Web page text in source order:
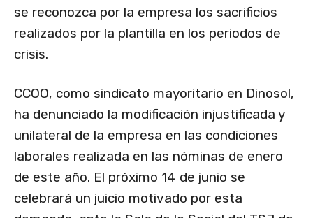
se reconozca por la empresa los sacrificios
realizados por la plantilla en los periodos de
crisis.
CCOO, como sindicato mayoritario en Dinosol,
ha denunciado la modificación injustificada y
unilateral de la empresa en las condiciones
laborales realizada en las nóminas de enero
de este año. El próximo 14 de junio se
celebrará un juicio motivado por esta